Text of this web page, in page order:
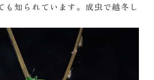
も知られています。成虫で越冬し